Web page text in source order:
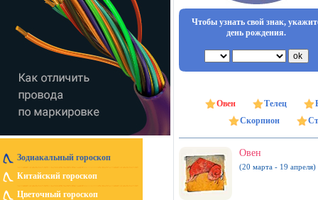
Зодиакальный гороскоп
Китайский гороскоп
Цветочный гороскоп
Чтобы узнать свой знак,
день рождения.
Овен Телец
Скорпион
Овен
(20 марта - 19 апреля)